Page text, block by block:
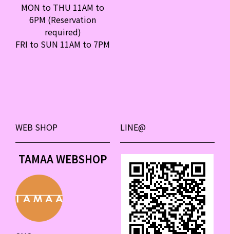
MON to THU 11AM to
6PM (Reservation
required)
FRI to SUN 11AM to 7PM
WEB SHOP
TAMAA WEBSHOP
LINE@